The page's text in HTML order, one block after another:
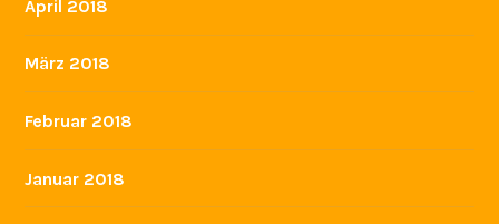
April 2018
März 2018
Februar 2018
Januar 2018